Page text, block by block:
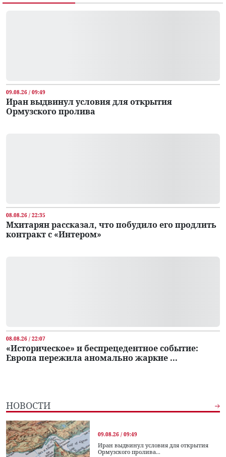
09.08.26 / 09:49
Иран выдвинул условия для открытия
Ормузского пролива
08.08.26 / 22:35
Мхитарян рассказал, что побудило его продлить
контракт с «Интером»
08.08.26 / 22:07
«Историческое» и беспрецедентное событие:
Европа пережила аномально жаркие ...
НОВОСТИ
09.08.26 / 09:49
Иран выдвинул условия для открытия
Ормузского пролива...